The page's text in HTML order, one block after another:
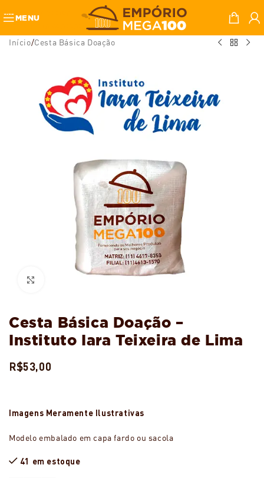
Skip to navigation
Skip to main content
MENU
Início/Cesta Básica Doação
Cesta Básica Doação –
Instituto Iara Teixeira de Lima
R$53,00
Imagens Meramente Ilustrativas
Modelo embalado em capa fardo ou sacola
41 em estoque